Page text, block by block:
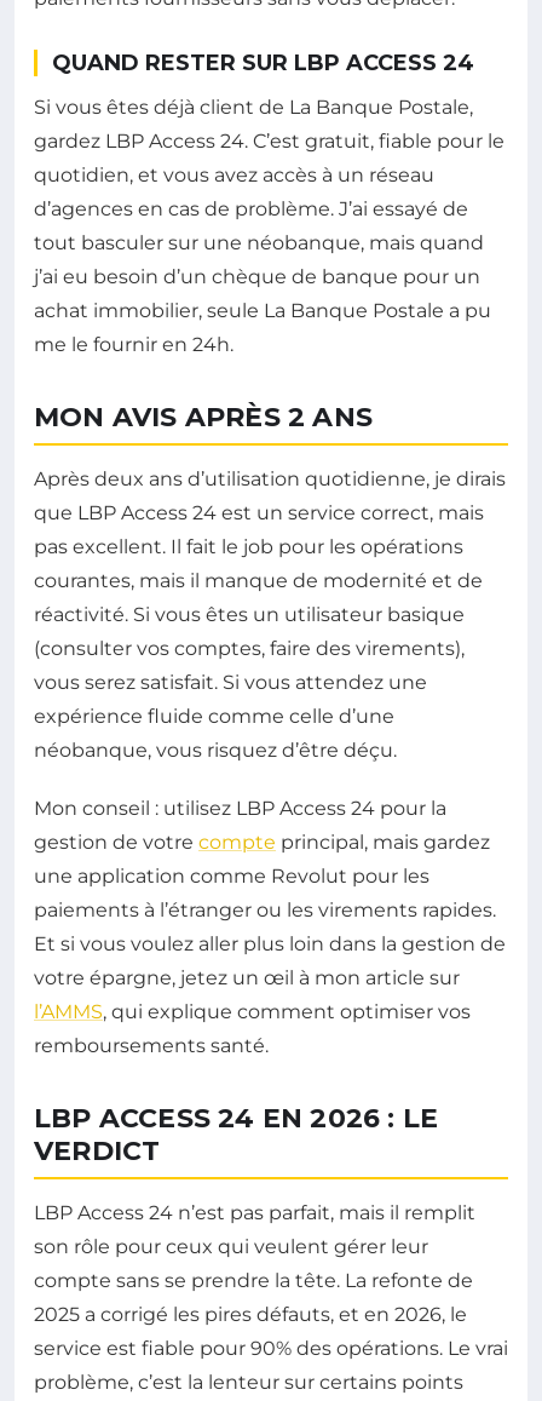
QUAND RESTER SUR LBP ACCESS 24
Si vous êtes déjà client de La Banque Postale,
gardez LBP Access 24. C’est gratuit, fiable pour le
quotidien, et vous avez accès à un réseau
d’agences en cas de problème. J’ai essayé de
tout basculer sur une néobanque, mais quand
j’ai eu besoin d’un chèque de banque pour un
achat immobilier, seule La Banque Postale a pu
me le fournir en 24h.
MON AVIS APRÈS 2 ANS
Après deux ans d’utilisation quotidienne, je dirais
que LBP Access 24 est un service correct, mais
pas excellent. Il fait le job pour les opérations
courantes, mais il manque de modernité et de
réactivité. Si vous êtes un utilisateur basique
(consulter vos comptes, faire des virements),
vous serez satisfait. Si vous attendez une
expérience fluide comme celle d’une
néobanque, vous risquez d’être déçu.
Mon conseil : utilisez LBP Access 24 pour la
gestion de votre compte principal, mais gardez
une application comme Revolut pour les
paiements à l’étranger ou les virements rapides.
Et si vous voulez aller plus loin dans la gestion de
votre épargne, jetez un œil à mon article sur
l’AMMS, qui explique comment optimiser vos
remboursements santé.
LBP ACCESS 24 EN 2026 : LE
VERDICT
LBP Access 24 n’est pas parfait, mais il remplit
son rôle pour ceux qui veulent gérer leur
compte sans se prendre la tête. La refonte de
2025 a corrigé les pires défauts, et en 2026, le
service est fiable pour 90% des opérations. Le vrai
problème, c’est la lenteur sur certains points